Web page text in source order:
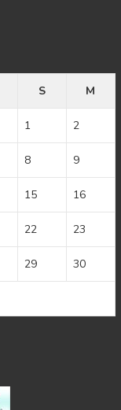
S M
1 2
8 9
15 16
22 23
29 30